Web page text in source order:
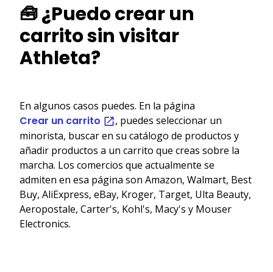
🧰 ¿Puedo crear un
carrito sin visitar
Athleta?
En algunos casos puedes. En la página
Crear un carrito
, puedes seleccionar un
minorista, buscar en su catálogo de productos y
añadir productos a un carrito que creas sobre la
marcha. Los comercios que actualmente se
admiten en esa página son Amazon, Walmart, Best
Buy, AliExpress, eBay, Kroger, Target, Ulta Beauty,
Aeropostale, Carter's, Kohl's, Macy's y Mouser
Electronics.